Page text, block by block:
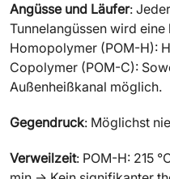
Angüsse und Läufer:
Tunnelangüssen wird
Homopolymer (POM-H):
Copolymer (POM-C):
Außenheißkanal möglich.
Gegendruck: Möglichst
Verweilzeit: POM-H: 215